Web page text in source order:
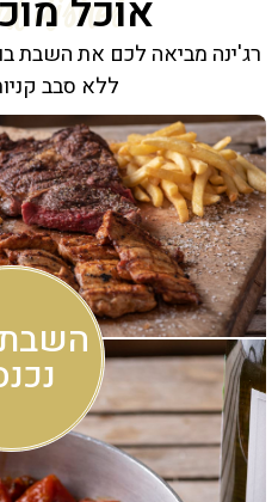
dishes
אוכל
רג'ינה מביאה לכם את השבת
ללא סבב